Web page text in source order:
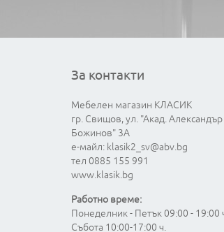
За контакти
Мебелен магазин КЛАСИК
гр. Свищов, ул. "Акад. Александър
Божинов" 3А
е-майл: klasik2_sv@abv.bg
тел 0885 155 991
www.klasik.bg
Работно време:
Понеделник - Петък 09:00 - 19:00
Събота 10:00-17:00 ч.